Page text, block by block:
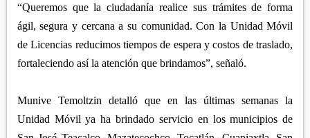
“Queremos que la ciudadanía realice sus trámites de forma
ágil, segura y cercana a su comunidad. Con la Unidad Móvil
de Licencias reducimos tiempos de espera y costos de traslado,
fortaleciendo así la atención que brindamos”, señaló.
Munive Temoltzin detalló que en las últimas semanas la
Unidad Móvil ya ha brindado servicio en los municipios de